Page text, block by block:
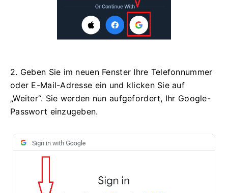
2. Geben Sie im neuen Fenster Ihre Telefonnummer
oder E-Mail-Adresse ein und klicken Sie auf
„Weiter“. Sie werden nun aufgefordert, Ihr Google-
Passwort einzugeben.